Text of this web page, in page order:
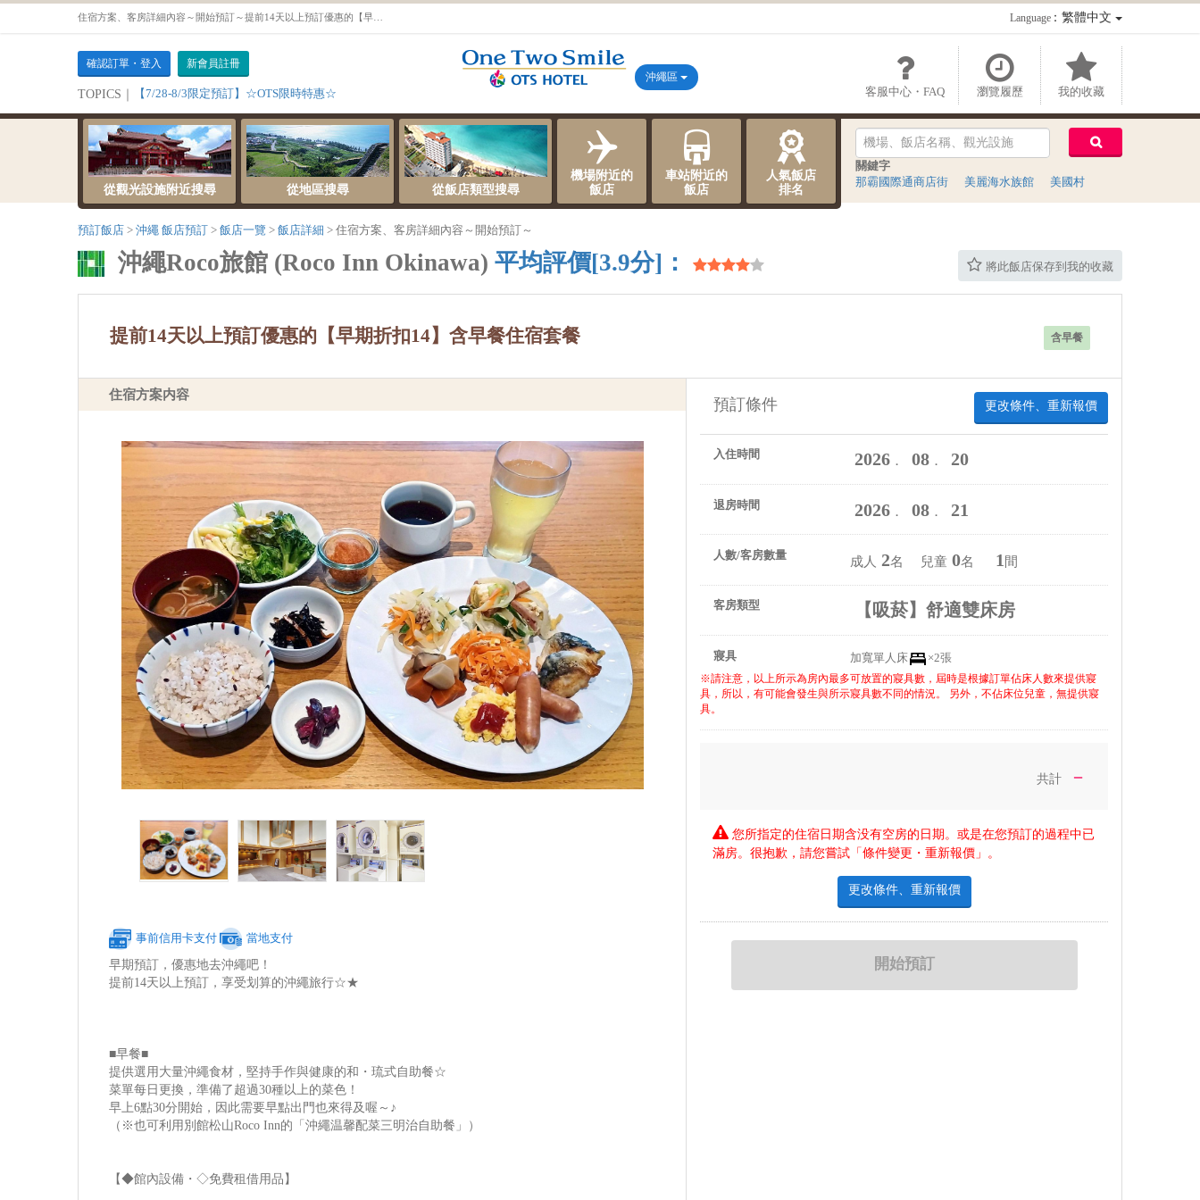
Language：繁體中文
確認訂單・登入 新會員註冊
TOPICS｜ 【7/28-8/3限定預訂】☆OTS限時特惠☆ 客服中心・FAQ 瀏覽履歷 我的收藏
沖繩區
從觀光設施附近搜尋 從地區搜尋 從飯店類型搜尋
機場附近的
飯店
車站附近的
飯店
人氣飯店
排名
關鍵字
那霸國際通商店街
美麗海水族館 美國村
預訂飯店 沖繩 飯店預訂 飯店一覽 飯店詳細 住宿方案、客房詳細內容～開始預訂～
將此飯店保存到我的收藏
沖繩Roco旅館 (Roco Inn Okinawa) 平均評價[3.9分]：
含早餐
提前14天以上預訂優惠的【早期折扣14】含早餐住宿套餐
住宿方案内容
事前信用卡支付 當地支付
早期預訂，優惠地去沖繩吧！
提前14天以上預訂，享受划算的沖繩旅行☆★
■早餐■
提供選用大量沖繩食材，堅持手作與健康的和・琉式自助餐☆
菜單每日更換，準備了超過30種以上的菜色！
早上6點30分開始，因此需要早點出門也來得及喔～♪
（※也可利用別館松山Roco Inn的「沖繩温馨配菜三明治自助餐」）
【◆館內設備・◇免費租借用品】
更改條件、重新報價
預訂條件
入住時間 2026． 08． 20
退房時間 2026． 08． 21
人數/客房數量 成人 2名 兒童 0名 1 間
客房類型 【吸菸】舒適雙床房
寢具 加寬單人床 ×2張
※請注意，以上所示為房內最多可放置的寢具數，屆時是根據訂單佔床人數來提供寢
具，所以，有可能會發生與所示寢具數不同的情況。 另外，不佔床位兒童，無提供寢
具。
共計 －
您所指定的住宿日期含没有空房的日期。或是在您預訂的過程中已
滿房。很抱歉，請您嘗試「條件變更・重新報價」。
更改條件、重新報價